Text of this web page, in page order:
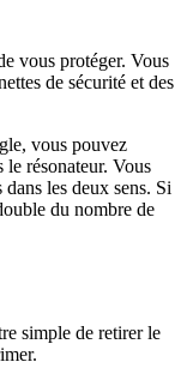
vous protéger. Vous
de sécurité et des
vous pouvez
le résonateur. Vous
les deux sens. Si
du nombre de
simple de retirer le